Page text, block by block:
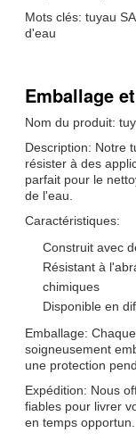
Mots clés: tuyau
d'eau
Emballage
Nom du produit:
Description: Notre
résister à des
parfait pour le
de l'eau.
Caractéristiques:
Construit avec
Résistant à
chimiques
Disponible en
Emballage:
soigneusement
une protection
Expédition: Nous
fiables pour livrer
en temps opportun.